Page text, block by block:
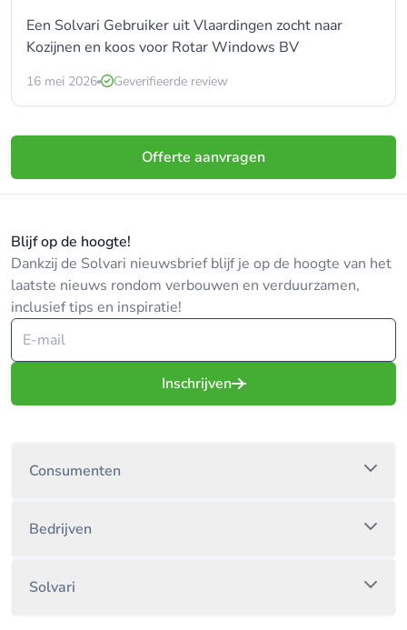
Een Solvari Gebruiker uit Vlaardingen zocht naar
Kozijnen en koos voor Rotar Windows BV
16 mei 2026 Geverifieerde review
Offerte aanvragen
Blijf op de hoogte!
Dankzij de Solvari nieuwsbrief blijf je op de hoogte van het
laatste nieuws rondom verbouwen en verduurzamen,
inclusief tips en inspiratie!
Inschrijven
Consumenten
Bedrijven
Solvari